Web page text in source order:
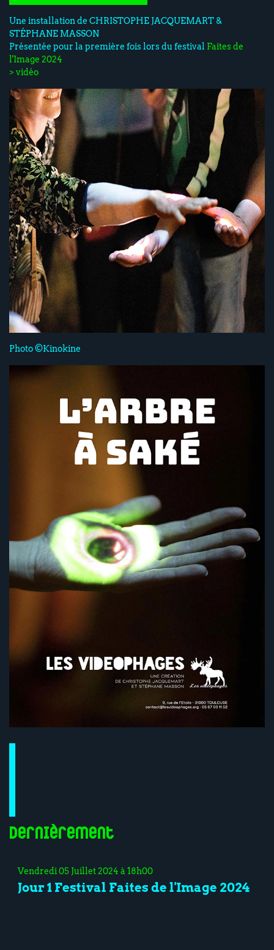
Une installation de CHRISTOPHE JACQUEMART &
STÉPHANE MASSON
Présentée pour la première fois lors du festival Faites de
l'Image 2024
> vidéo
Photo ©Kinokine
Dernièrement
Vendredi 05 Juillet 2024 à 18h00
Jour 1 Festival Faites de l'Image 2024